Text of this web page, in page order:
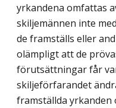
yrkandena omfattas
skiljemännen inte
de framställs eller
olämpligt att de
förutsättningar får
skiljeförfarandet
framställda yrkanden